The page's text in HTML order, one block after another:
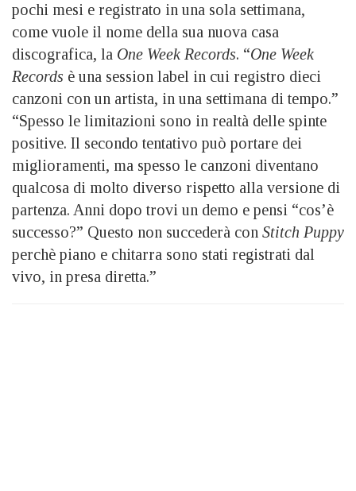
pochi mesi e registrato in una sola settimana,
come vuole il nome della sua nuova casa
discografica, la One Week Records. “One Week
Records è una session label in cui registro dieci
canzoni con un artista, in una settimana di tempo.”
“Spesso le limitazioni sono in realtà delle spinte
positive. Il secondo tentativo può portare dei
miglioramenti, ma spesso le canzoni diventano
qualcosa di molto diverso rispetto alla versione di
partenza. Anni dopo trovi un demo e pensi “cos’è
successo?” Questo non succederà con Stitch Puppy
perchè piano e chitarra sono stati registrati dal
vivo, in presa diretta.”